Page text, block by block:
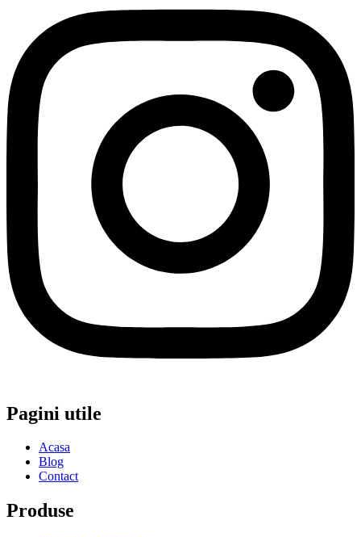
Pagini utile
Acasa
Blog
Contact
Produse